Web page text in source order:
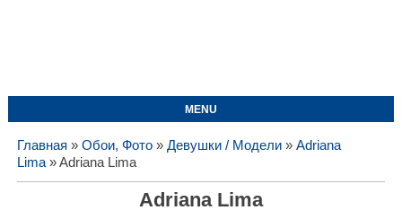
MENU
Главная » Обои, Фото» Девушки / Модели» Adriana
Lima» Adriana Lima
Adriana Lima